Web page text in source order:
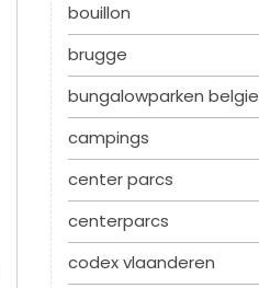
bouillon
brugge
bungalowparken belgie
campings
center parcs
centerparcs
codex vlaanderen